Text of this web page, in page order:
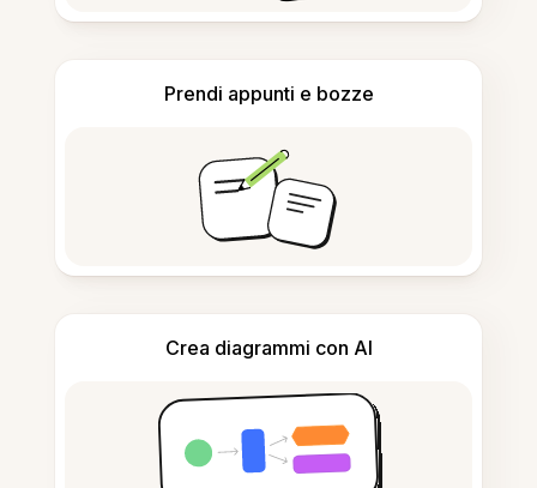
Prendi appunti e bozze
Crea diagrammi con AI